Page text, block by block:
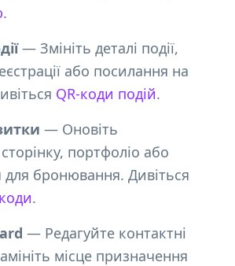
.
— Змініть деталі події,
або посилання на
QR-коди подій.
— Оновіть
портфоліо або
для бронювання. Дивіться
.
— Редагуйте контактні
місце призначення